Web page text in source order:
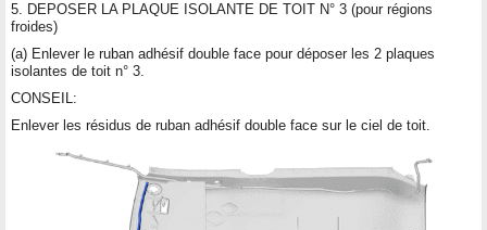
5. DEPOSER LA PLAQUE ISOLANTE DE TOIT N° 3 (pour régions
froides)
(a) Enlever le ruban adhésif double face pour déposer les 2 plaques
isolantes de toit n° 3.
CONSEIL:
Enlever les résidus de ruban adhésif double face sur le ciel de toit.